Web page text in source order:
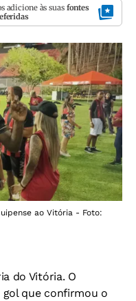
adicione às suas fontes
ao Vitória - Foto:
do Vitória. O
que confirmou o